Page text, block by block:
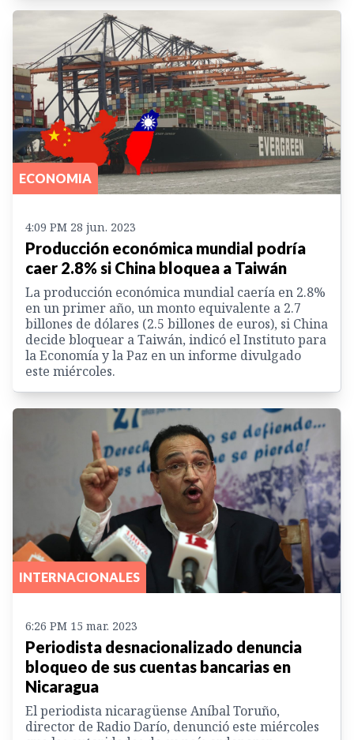
ECONOMIA
4:09 PM 28 jun. 2023
Producción económica mundial podría
caer 2.8% si China bloquea a Taiwán
La producción económica mundial caería en 2.8%
en un primer año, un monto equivalente a 2.7
billones de dólares (2.5 billones de euros), si China
decide bloquear a Taiwán, indicó el Instituto para
la Economía y la Paz en un informe divulgado
este miércoles.
INTERNACIONALES
6:26 PM 15 mar. 2023
Periodista desnacionalizado denuncia
bloqueo de sus cuentas bancarias en
Nicaragua
El periodista nicaragüense Aníbal Toruño,
director de Radio Darío, denunció este miércoles